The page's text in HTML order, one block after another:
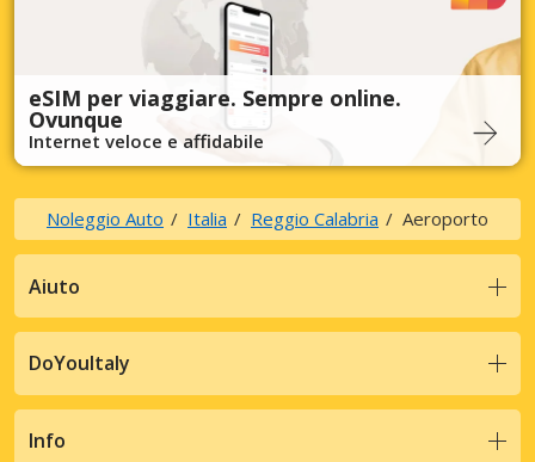
eSIM per viaggiare. Sempre online.
Ovunque
Internet veloce e affidabile
Noleggio Auto Italia Reggio Calabria Aeroporto
Aiuto
DoYouItaly
Info